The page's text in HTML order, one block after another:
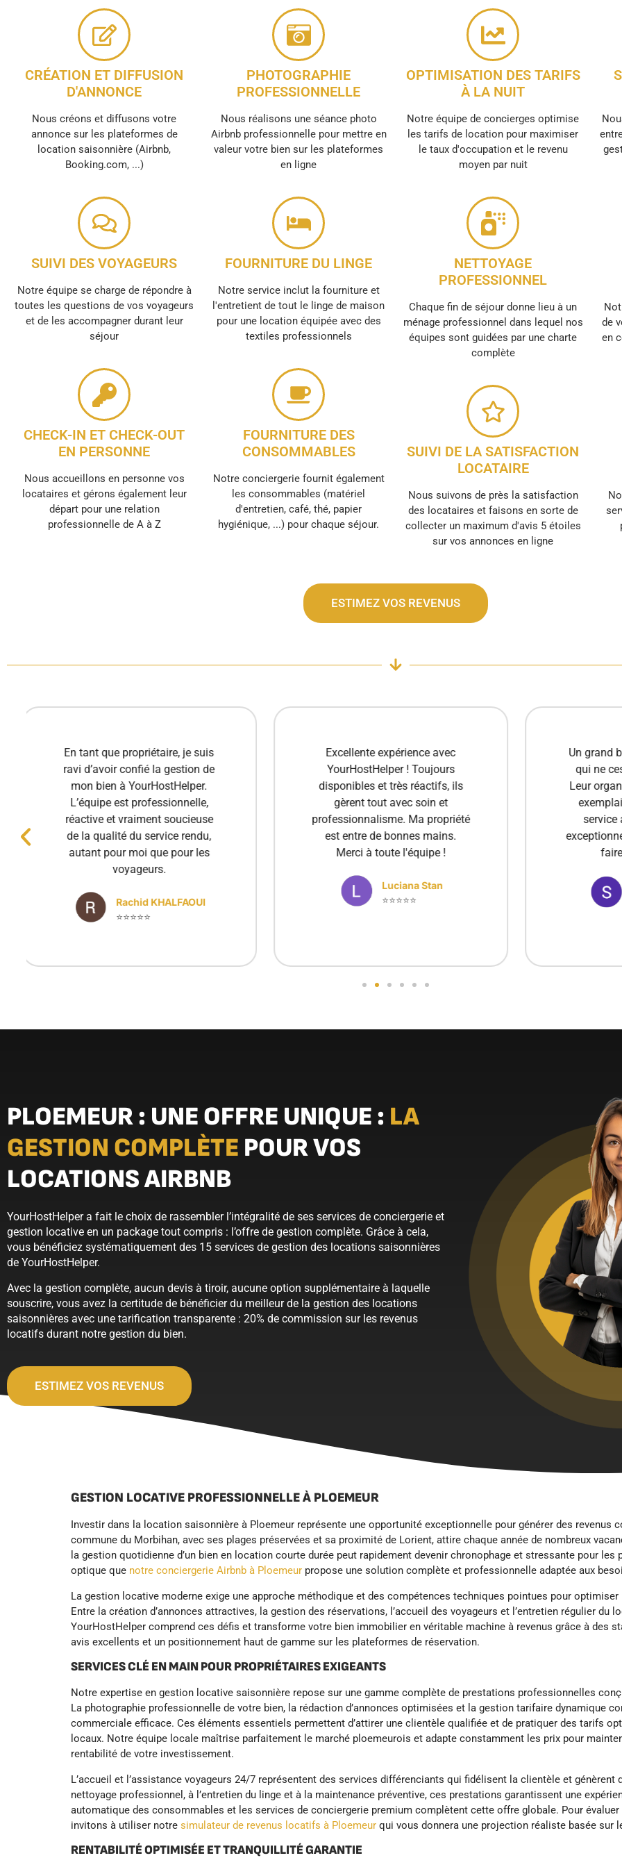
CRÉATION ET DIFFUSION
D'ANNONCE
Nous créons et diffusons votre
annonce sur les plateformes de
location saisonnière (Airbnb,
Booking.com, ...)
SUIVI DES VOYAGEURS
Notre équipe se charge de répondre à
toutes les questions de vos voyageurs
et de les accompagner durant leur
séjour
CHECK-IN ET CHECK-OUT
EN PERSONNE
Nous accueillons en personne vos
locataires et gérons également leur
départ pour une relation
professionnelle de A à Z
PHOTOGRAPHIE
PROFESSIONNELLE
Nous réalisons une séance photo
Airbnb professionnelle pour mettre en
valeur votre bien sur les plateformes
en ligne
FOURNITURE DU LINGE
Notre service inclut la fourniture et
l'entretient de tout le linge de maison
pour une location équipée avec des
textiles professionnels
FOURNITURE DES
CONSOMMABLES
Notre conciergerie fournit également
les consommables (matériel
d'entretien, café, thé, papier
hygiénique, ...) pour chaque séjour.
OPTIMISATION DES TARIFS
À LA NUIT
Notre équipe de concierges optimise
les tarifs de location pour maximiser
le taux d'occupation et le revenu
moyen par nuit
NETTOYAGE
PROFESSIONNEL
Chaque fin de séjour donne lieu à un
ménage professionnel dans lequel nos
équipes sont guidées par une charte
complète
SUIVI DE LA SATISFACTION
LOCATAIRE
Nous suivons de près la satisfaction
des locataires et faisons en sorte de
collecter un maximum d'avis 5 étoiles
sur vos annonces en ligne
de
en
ESTIMEZ VOS REVENUS
Excellente expérience avec
YourHostHelper ! Toujours
disponibles et très réactifs, ils
gèrent tout avec soin et
professionnalisme. Ma propriété
est entre de bonnes mains.
Merci à toute l'équipe !
⭐⭐⭐⭐⭐
Un grand bravo à cette agence
qui ne cesse de progresser !
Leur organisation est devenue
exemplaire et la qualité du
service atteint un niveau
exceptionnel. C’est un plaisir de
faire appel à eux.
Stanica Elena
⭐⭐⭐⭐⭐
Je suis
des
besoins.
un
PLOEMEUR : UNE OFFRE UNIQUE : LA
GESTION COMPLÈTE POUR VOS
LOCATIONS AIRBNB
YourHostHelper a fait le choix de rassembler l’intégralité de ses services de conciergerie et
gestion locative en un package tout compris : l’offre de gestion complète. Grâce à cela,
vous bénéficiez systématiquement des 15 services de gestion des locations saisonnières
de YourHostHelper.
Avec la gestion complète, aucun devis à tiroir, aucune option supplémentaire à laquelle
souscrire, vous avez la certitude de bénéficier du meilleur de la gestion des locations
saisonnières avec une tarification transparente : 20% de commission sur les revenus
locatifs durant notre gestion du bien.
ESTIMEZ VOS REVENUS
GESTION LOCATIVE PROFESSIONNELLE À PLOEMEUR
Investir dans la location saisonnière à Ploemeur représente une opportunité exceptionnelle pour générer des revenus
commune du Morbihan, avec ses plages préservées et sa proximité de Lorient, attire chaque année de nombreux
la gestion quotidienne d’un bien en location courte durée peut rapidement devenir chronophage et stressante pour
optique que notre conciergerie Airbnb à Ploemeur propose une solution complète et professionnelle adaptée aux
La gestion locative moderne exige une approche méthodique et des compétences techniques pointues pour
Entre la création d’annonces attractives, la gestion des réservations, l’accueil des voyageurs et l’entretien régulier du
YourHostHelper comprend ces défis et transforme votre bien immobilier en véritable machine à revenus grâce à des
avis excellents et un positionnement haut de gamme sur les plateformes de réservation.
SERVICES CLÉ EN MAIN POUR PROPRIÉTAIRES EXIGEANTS
Notre expertise en gestion locative saisonnière repose sur une gamme complète de prestations professionnelles
La photographie professionnelle de votre bien, la rédaction d’annonces optimisées et la gestion tarifaire dynamique
commerciale efficace. Ces éléments essentiels permettent d’attirer une clientèle qualifiée et de pratiquer des tarifs
locaux. Notre équipe locale maîtrise parfaitement le marché ploemeurois et adapte constamment les prix pour
rentabilité de votre investissement.
L’accueil et l’assistance voyageurs 24/7 représentent des services différenciants qui fidélisent la clientèle et
nettoyage professionnel, à l’entretien du linge et à la maintenance préventive, ces prestations garantissent une
automatique des consommables et les services de conciergerie premium complètent cette offre globale. Pour
invitons à utiliser notre simulateur de revenus locatifs à Ploemeur qui vous donnera une projection réaliste basée sur
RENTABILITÉ OPTIMISÉE ET TRANQUILLITÉ GARANTIE